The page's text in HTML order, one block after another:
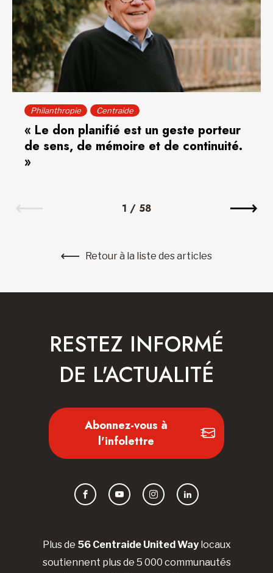
Philanthropie Centraide
« Le don planifié est un geste porteur
de sens, de mémoire et de continuité.
»
1 / 58
Retour à la liste des articles
Plus de 56 Centraide United Waylocaux
soutiennent plus de 5 000 communautés
RESTEZ INFORMÉ
DE L'ACTUALITÉ
Abonnez-vous à
l'infolettre
FacebookYouTubeInstagramLinkedIn